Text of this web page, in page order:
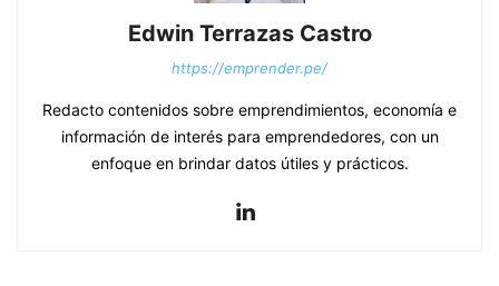
Edwin Terrazas Castro
https://emprender.pe/
Redacto contenidos sobre emprendimientos, economía e
información de interés para emprendedores, con un
enfoque en brindar datos útiles y prácticos.